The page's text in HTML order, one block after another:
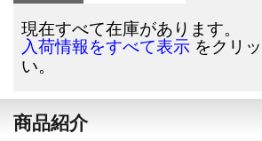
現在すべて在庫があります。
入荷情報をすべて表示 をクリ
い。
商品紹介